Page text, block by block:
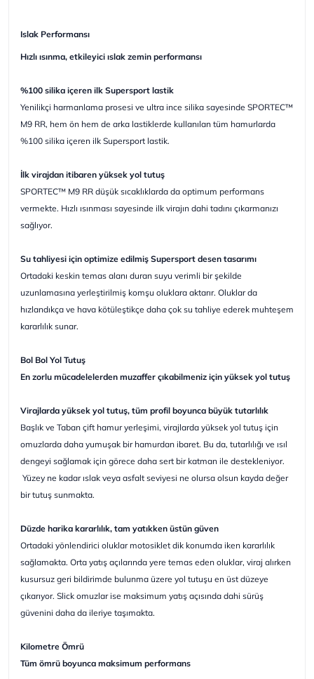
Islak Performansı
Hızlı ısınma, etkileyici ıslak zemin performansı
%100 silika içeren ilk Supersport lastik
Yenilikçi harmanlama prosesi ve ultra ince silika sayesinde SPORTEC™
M9 RR, hem ön hem de arka lastiklerde kullanılan tüm hamurlarda
%100 silika içeren ilk Supersport lastik.
İlk virajdan itibaren yüksek yol tutuş
SPORTEC™ M9 RR düşük sıcaklıklarda da optimum performans
vermekte. Hızlı ısınması sayesinde ilk virajın dahi tadını çıkarmanızı
sağlıyor.
Su tahliyesi için optimize edilmiş Supersport desen tasarımı
Ortadaki keskin temas alanı duran suyu verimli bir şekilde
uzunlamasına yerleştirilmiş komşu oluklara aktarır. Oluklar da
hızlandıkça ve hava kötüleştikçe daha çok su tahliye ederek muhteşem
kararlılık sunar.
Bol Bol Yol Tutuş
En zorlu mücadelelerden muzaffer çıkabilmeniz için yüksek yol tutuş
Virajlarda yüksek yol tutuş, tüm profil boyunca büyük tutarlılık
Başlık ve Taban çift hamur yerleşimi, virajlarda yüksek yol tutuş için
omuzlarda daha yumuşak bir hamurdan ibaret. Bu da, tutarlılığı ve ısıl
dengeyi sağlamak için görece daha sert bir katman ile destekleniyor.
Yüzey ne kadar ıslak veya asfalt seviyesi ne olursa olsun kayda değer
bir tutuş sunmakta.
Düzde harika kararlılık, tam yatıkken üstün güven
Ortadaki yönlendirici oluklar motosiklet dik konumda iken kararlılık
sağlamakta. Orta yatış açılarında yere temas eden oluklar, viraj alırken
kusursuz geri bildirimde bulunma üzere yol tutuşu en üst düzeye
çıkarıyor. Slick omuzlar ise maksimum yatış açısında dahi sürüş
güvenini daha da ileriye taşımakta.
Kilometre Ömrü
Tüm ömrü boyunca maksimum performans